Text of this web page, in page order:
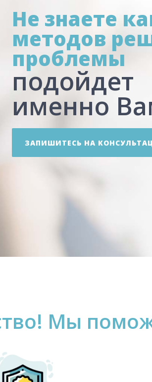
Не знаете
методов
проблемы
подойдет
именно
ЗАПИШИТЕСЬ НА
Мы